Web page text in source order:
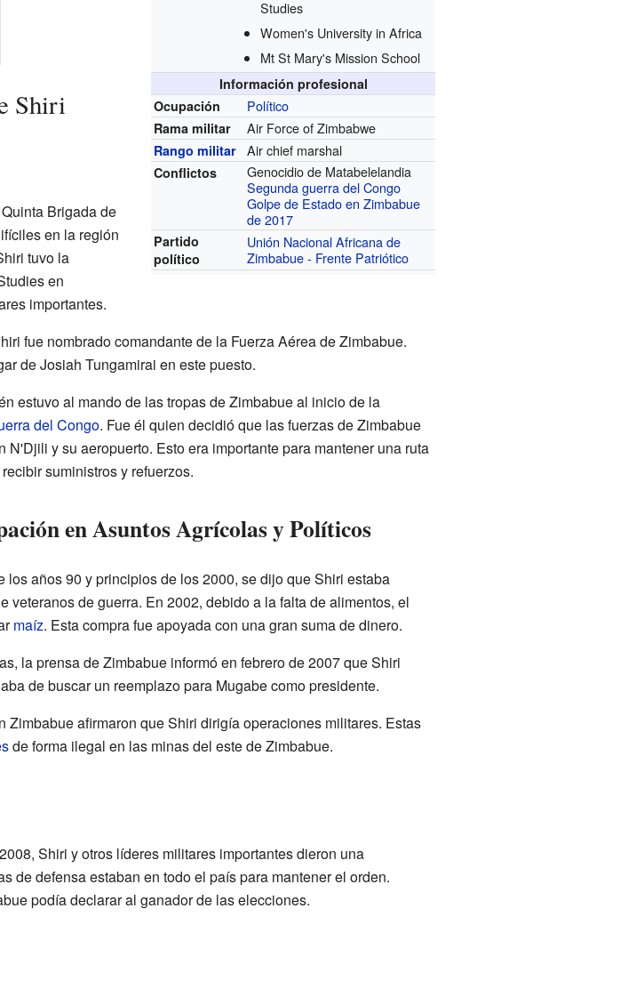
Studies
Women's University in Africa
Mt St Mary's Mission School
Información profesional
Ocupación
Político
Rama militar Air Force of Zimbabwe
Rango militar Air chief marshal
Conflictos
Genocidio de Matabelelandia
Segunda guerra del Congo
Golpe de Estado en Zimbabue
de 2017
Partido
político
Unión Nacional Africana de
Zimbabue - Frente Patriótico
Shiri
Brigada de
en la región
tuvo la
en
importantes.
fue nombrado comandante de la Fuerza Aérea de Zimbabue.
de Josiah Tungamirai en este puesto.
estuvo al mando de las tropas de Zimbabue al inicio de la
del Congo. Fue él quien decidió que las fuerzas de Zimbabue
N'Djili y su aeropuerto. Esto era importante para mantener una ruta
suministros y refuerzos.
en Asuntos Agrícolas y Políticos
los años 90 y principios de los 2000, se dijo que Shiri estaba
de guerra. En 2002, debido a la falta de alimentos, el
maíz. Esta compra fue apoyada con una gran suma de dinero.
la prensa de Zimbabue informó en febrero de 2007 que Shiri
de buscar un reemplazo para Mugabe como presidente.
afirmaron que Shiri dirigía operaciones militares. Estas
de forma ilegal en las minas del este de Zimbabue.
Shiri y otros líderes militares importantes dieron una
de defensa estaban en todo el país para mantener el orden.
podía declarar al ganador de las elecciones.